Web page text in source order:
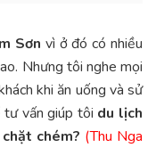
Sơn vì ở đó có nhiều
Nhưng tôi nghe mọi
khi ăn uống và sử
tư vấn giúp tôi du lịch
chém? (Thu Nga